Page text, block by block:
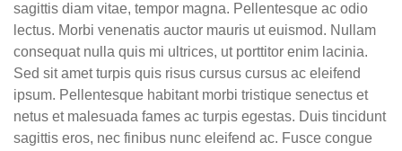
sagittis diam vitae, tempor magna. Pellentesque ac odio
lectus. Morbi venenatis auctor mauris ut euismod. Nullam
consequat nulla quis mi ultrices, ut porttitor enim lacinia.
Sed sit amet turpis quis risus cursus cursus ac eleifend
ipsum. Pellentesque habitant morbi tristique senectus et
netus et malesuada fames ac turpis egestas. Duis tincidunt
sagittis eros, nec finibus nunc eleifend ac. Fusce congue